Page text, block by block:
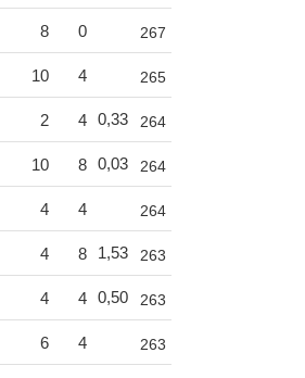
8 0 267
10 4 265
2 4 0,33 264
10 8 0,03 264
4 4 264
4 8 1,53 263
4 4 0,50 263
6 4 263